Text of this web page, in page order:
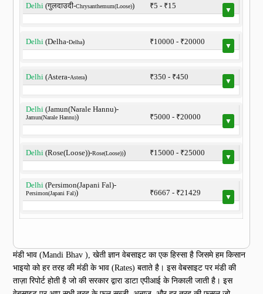
Delhi (गुलदाउदी-Chrysanthemum(Loose)) ₹5 - ₹15 ▼
Delhi (Delha-Delha) ₹10000 - ₹20000 ▼
Delhi (Astera-Astera) ₹350 - ₹450 ▼
Delhi (Jamun(Narale Hannu)-
Jamun(Narale Hannu)) ₹5000 - ₹20000 ▼
Delhi (Rose(Loose))-Rose(Loose))) ₹15000 - ₹25000 ▼
Delhi (Persimon(Japani Fal)-
Persimon(Japani Fal)) ₹6667 - ₹21429 ▼
मंडी भाव (Mandi Bhav ), खेती ज्ञान वेबसाइट का एक हिस्सा है जिसमे हम किसान
भाइयो को हर तरह की मंडी के भाव (Rates) बताते है। इस वेबसाइट पर मंडी की
ताज़ा रिपोर्ट होती है जो की सरकार द्वारा डाटा एपीआई के निकाली जाती है। इस